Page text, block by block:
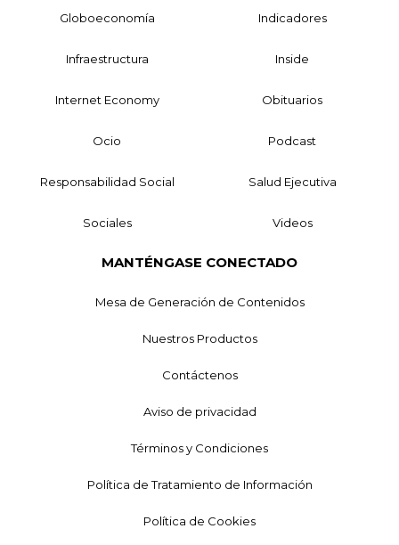
Globoeconomía Indicadores
Infraestructura Inside
Internet Economy Obituarios
Ocio Podcast
Responsabilidad Social Salud Ejecutiva
Sociales Videos
MANTÉNGASE CONECTADO
Mesa de Generación de Contenidos
Nuestros Productos
Contáctenos
Aviso de privacidad
Términos y Condiciones
Política de Tratamiento de Información
Política de Cookies